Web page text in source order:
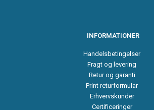
INFORMATIONER
Handelsbetingelser
Fragt og levering
Retur og garanti
Print returformular
Erhvervskunder
Certificeringer